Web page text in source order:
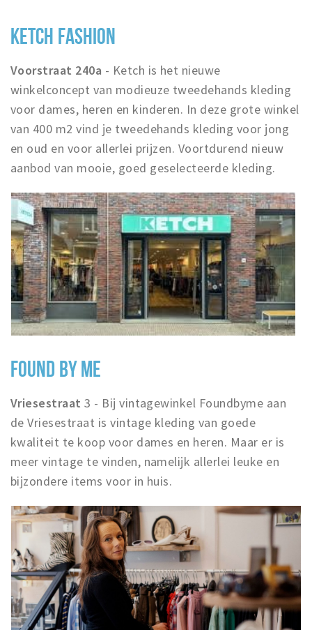
KETCH FASHION
Voorstraat 240a - Ketch is het nieuwe
winkelconcept van modieuze tweedehands kleding
voor dames, heren en kinderen. In deze grote winkel
van 400 m2 vind je tweedehands kleding voor jong
en oud en voor allerlei prijzen. Voortdurend nieuw
aanbod van mooie, goed geselecteerde kleding.
FOUND BY ME
Vriesestraat3 - Bij vintagewinkel Foundbyme aan
de Vriesestraat is vintage kleding van goede
kwaliteit te koop voor dames en heren. Maar er is
meer vintage te vinden, namelijk allerlei leuke en
bijzondere items voor in huis.